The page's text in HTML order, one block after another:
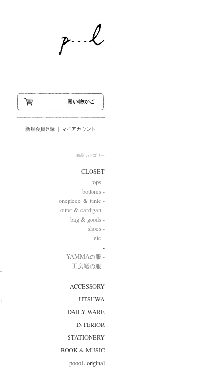
新規会員登録 | マイアカウント
商品 カテゴリー
CLOSET
tops -
bottoms -
onepiece ＆ tunic -
outer & cardigan -
bag & goods -
shoes -
etc -
-
YAMMAの服 -
工房蟻の服 -
-
ACCESSORY
UTSUWA
DAILY WARE
INTERIOR
STATIONERY
BOOK & MUSIC
poooL original
-